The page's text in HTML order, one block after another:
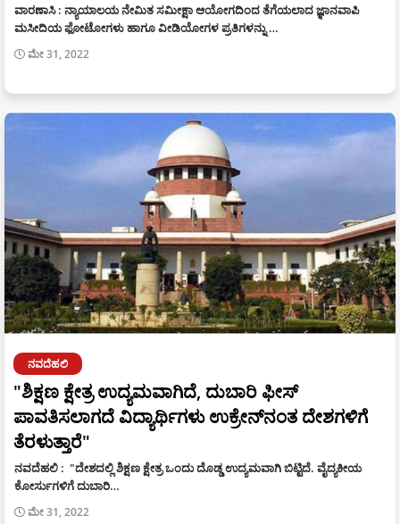
ವಾರಣಾಸಿ : ನ್ಯಾಯಾಲಯ ನೇಮಿತ ಸಮೀಕ್ಷಾ ಆಯೋಗದಿಂದ ತೆಗೆಯಲಾದ ಜ್ಞಾನವಾಪಿ
ಮಸೀದಿಯ ಫೋಟೋಗಳು ಹಾಗೂ ವೀಡಿಯೋಗಳ ಪ್ರತಿಗಳನ್ನು …
ಮೇ 31, 2022
ನವದೆಹಲಿ
"ಶಿಕ್ಷಣ ಕ್ಷೇತ್ರ ಉದ್ಯಮವಾಗಿದೆ, ದುಬಾರಿ ಫೀಸ್
ಪಾವತಿಸಲಾಗದೆ ವಿದ್ಯಾರ್ಥಿಗಳು ಉಕ್ರೇನ್‍ನಂತ ದೇಶಗಳಿಗೆ
ತೆರಳುತ್ತಾರೆ"
ನವದೆಹಲಿ : "ದೇಶದಲ್ಲಿ ಶಿಕ್ಷಣ ಕ್ಷೇತ್ರ ಒಂದು ದೊಡ್ಡ ಉದ್ಯಮವಾಗಿ ಬಿಟ್ಟಿದೆ. ವೈದ್ಯಕೀಯ
ಕೋರ್ಸುಗಳಿಗೆ ದುಬಾರಿ…
ಮೇ 31, 2022